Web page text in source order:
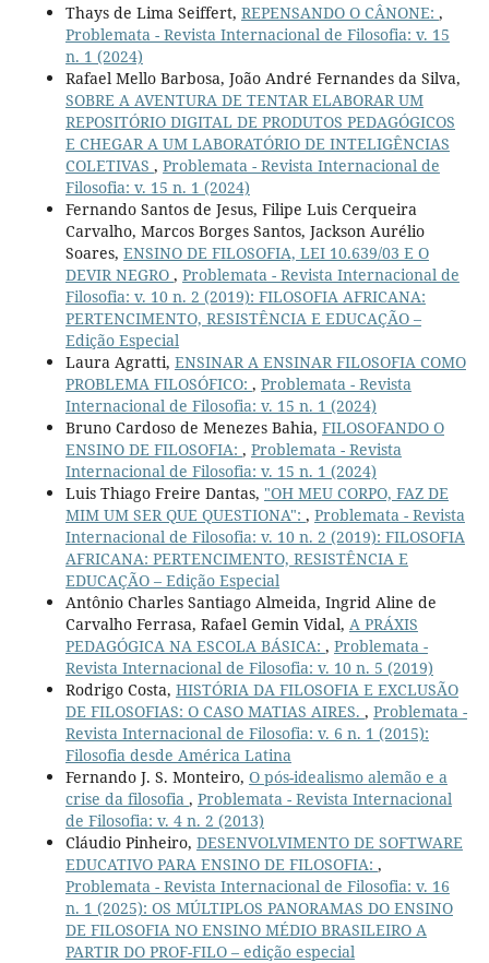
Thays de Lima Seiffert, REPENSANDO O CÂNONE: ,
Problemata - Revista Internacional de Filosofia: v. 15
n. 1 (2024)
Rafael Mello Barbosa, João André Fernandes da Silva,
SOBRE A AVENTURA DE TENTAR ELABORAR UM
REPOSITÓRIO DIGITAL DE PRODUTOS PEDAGÓGICOS
E CHEGAR A UM LABORATÓRIO DE INTELIGÊNCIAS
COLETIVAS , Problemata - Revista Internacional de
Filosofia: v. 15 n. 1 (2024)
Fernando Santos de Jesus, Filipe Luis Cerqueira
Carvalho, Marcos Borges Santos, Jackson Aurélio
Soares, ENSINO DE FILOSOFIA, LEI 10.639/03 E O
DEVIR NEGRO , Problemata - Revista Internacional de
Filosofia: v. 10 n. 2 (2019): FILOSOFIA AFRICANA:
PERTENCIMENTO, RESISTÊNCIA E EDUCAÇÃO –
Edição Especial
Laura Agratti, ENSINAR A ENSINAR FILOSOFIA COMO
PROBLEMA FILOSÓFICO: , Problemata - Revista
Internacional de Filosofia: v. 15 n. 1 (2024)
Bruno Cardoso de Menezes Bahia, FILOSOFANDO O
ENSINO DE FILOSOFIA: , Problemata - Revista
Internacional de Filosofia: v. 15 n. 1 (2024)
Luis Thiago Freire Dantas, "OH MEU CORPO, FAZ DE
MIM UM SER QUE QUESTIONA": , Problemata - Revista
Internacional de Filosofia: v. 10 n. 2 (2019): FILOSOFIA
AFRICANA: PERTENCIMENTO, RESISTÊNCIA E
EDUCAÇÃO – Edição Especial
Antônio Charles Santiago Almeida, Ingrid Aline de
Carvalho Ferrasa, Rafael Gemin Vidal, A PRÁXIS
PEDAGÓGICA NA ESCOLA BÁSICA: , Problemata -
Revista Internacional de Filosofia: v. 10 n. 5 (2019)
Rodrigo Costa, HISTÓRIA DA FILOSOFIA E EXCLUSÃO
DE FILOSOFIAS: O CASO MATIAS AIRES. , Problemata -
Revista Internacional de Filosofia: v. 6 n. 1 (2015):
Filosofia desde América Latina
Fernando J. S. Monteiro, O pós-idealismo alemão e a
crise da filosofia , Problemata - Revista Internacional
de Filosofia: v. 4 n. 2 (2013)
Cláudio Pinheiro, DESENVOLVIMENTO DE SOFTWARE
EDUCATIVO PARA ENSINO DE FILOSOFIA: ,
Problemata - Revista Internacional de Filosofia: v. 16
n. 1 (2025): OS MÚLTIPLOS PANORAMAS DO ENSINO
DE FILOSOFIA NO ENSINO MÉDIO BRASILEIRO A
PARTIR DO PROF-FILO – edição especial